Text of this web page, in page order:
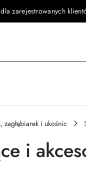
zarejestrowanych
i ukośnic
i